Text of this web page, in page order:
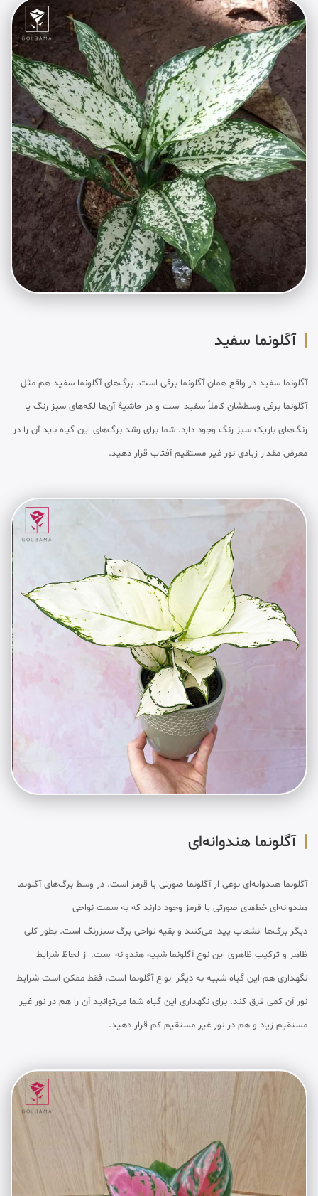
آگلونما سفید
آگلونما سفید در واقع همان آگلونما برفی است. برگ‌های آگلونما سفید هم مثل
آگلونما برفی وسطشان کاملاً سفید است و در حاشیهٔ آن‌ها لکه‌های سبز رنگ یا
رنگ‌های باریک سبز رنگ وجود دارد. شما برای رشد برگ‌های این گیاه باید آن را در
معرض مقدار زیادی نور غیر مستقیم آفتاب قرار دهید.
آگلونما هندوانه‌ای
آگلونما هندوانه‌ای نوعی از آگلونما صورتی یا قرمز است. در وسط برگ‌های آگلونما
هندوانه‌ای خط‌های صورتی یا قرمز وجود دارند که به سمت نواحی
دیگر برگ‌ها انشعاب پیدا می‌کنند و بقیه نواحی برگ سبزرنگ است. بطور کلی
ظاهر و ترکیب ظاهری این نوع آگلونما شبیه هندوانه است. از لحاظ شرایط
نگهداری هم این گیاه شبیه به دیگر انواع آگلونما است، فقط ممکن است شرایط
نور آن کمی فرق کند. برای نگهداری این گیاه شما می‌توانید آن را هم در نور غیر
مستقیم زیاد و هم در نور غیر مستقیم کم قرار دهید.